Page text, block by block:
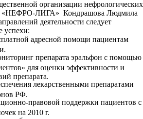
организации нефрологических
«НЕФРО-ЛИГА» Кондрашова Людмила
деятельности следует
успехи:
адресной помощи пациентам
препарата эральфон с помощью
для оценки эффективности и
препарата.
лекарственными препаратами
РФ.
правовой поддержки пациентов с
на 2010 г.